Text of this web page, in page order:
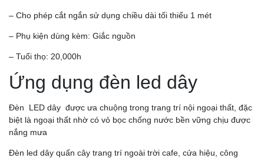
– Cho phép cắt ngắn sử dụng chiều dài tối thiểu 1 mét
– Phụ kiện dùng kèm: Giắc nguồn
– Tuổi thọ: 20,000h
Ứng dụng đèn led dây
Đèn LED dây được ưa chuộng trong trang trí nội ngoại thất, đặc
biệt là ngoại thất nhờ có vỏ bọc chống nước bền vững chịu được
nắng mưa
Đèn led dây quấn cây trang trí ngoài trời cafe, cửa hiệu, công